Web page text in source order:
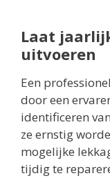
Laat
uitvoeren
Een
door een
identificeren
ze ernstig
mogelijke
tijdig te